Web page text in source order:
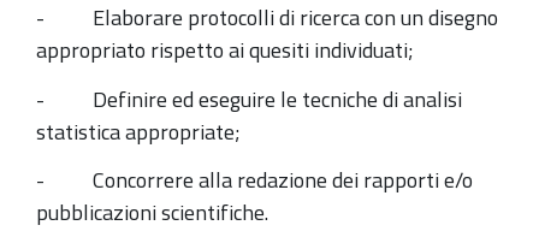
- Elaborare protocolli di ricerca con un disegno
appropriato rispetto ai quesiti individuati;
- Definire ed eseguire le tecniche di analisi
statistica appropriate;
- Concorrere alla redazione dei rapporti e/o
pubblicazioni scientifiche.